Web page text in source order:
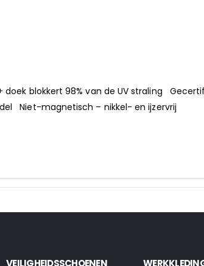
blokkert 98% van de UV straling
Niet-magnetisch – nikkel- en ijzervrij
VEILIGHEIDSSCHOENEN